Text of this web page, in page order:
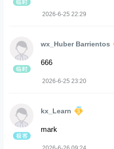
2026-6-25 22:29
wx_Huber Barrientos
666
2026-6-25 23:20
kx_Learn
mark